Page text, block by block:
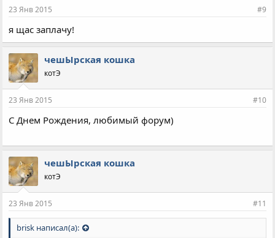
:
23 Янв 2015 #9
я щас заплачу!
чешЫрская кошка
котЭ
23 Янв 2015 #10
С Днем Рождения, любимый форум)
чешЫрская кошка
котЭ
23 Янв 2015 #11
brisk написал(а):